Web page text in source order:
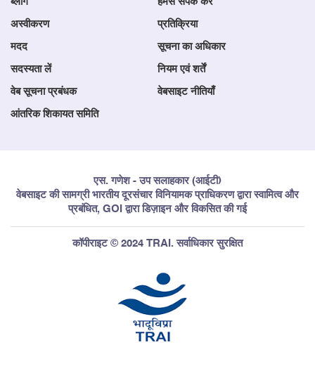
अस्वीकरण प्रतिक्रिया
मदद सूचना का अधिकार
सदस्यता लें नियम एवं शर्तें
वेब सूचना प्रबंधक वेबसाइट नीतियाँ
आंतरिक शिकायत समिति
एस. गणेश - उप सलाहकार (आईटी)
वेबसाइट की सामग्री भारतीय दूरसंचार विनियामक प्राधिकरण द्वारा स्वामित्व और
प्रबंधित, GOI द्वारा डिज़ाइन और विकसित की गई
कॉपीराइट © 2024 TRAI. सर्वाधिकार सुरक्षित